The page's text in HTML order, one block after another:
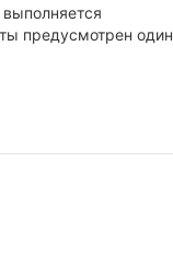
предусмотрен один